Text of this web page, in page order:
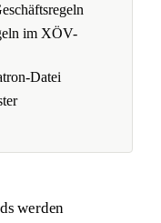
im XÖV-
Datei
werden